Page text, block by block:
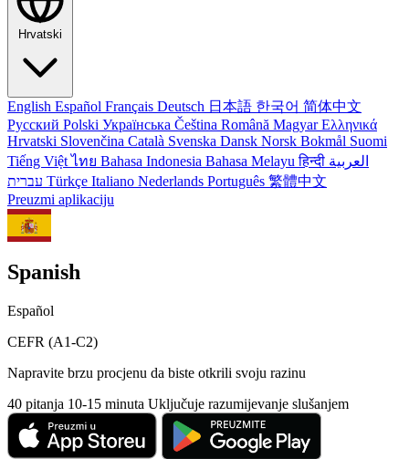
Hrvatski
English Español Français Deutsch 日本語 한국어 简体中文
Русский Polski Українська Čeština Română MagyarΕλληνικά
Hrvatski Slovenčina Català Svenska Dansk Norsk Bokmål Suomi
Tiếng Việtไทย Bahasa Indonesia Bahasa Melayuहिन्दी العربية
Türkçe Italiano Nederlands Português 繁體中文
Preuzmi aplikaciju
Spanish
Español
CEFR (A1-C2)
Napravite brzu procjenu da biste otkrili svoju razinu
40 pitanja 10-15 minuta Uključuje razumijevanje slušanjem